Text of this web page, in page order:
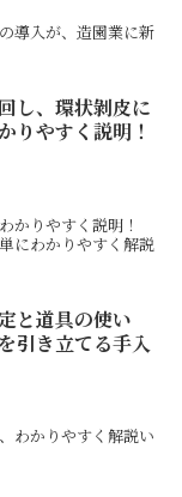
導入が、造園業に新
し、環状剝皮に
りやすく説明！
かりやすく説明！
にわかりやすく解説
と道具の使い
引き立てる手入
わかりやすく解説い